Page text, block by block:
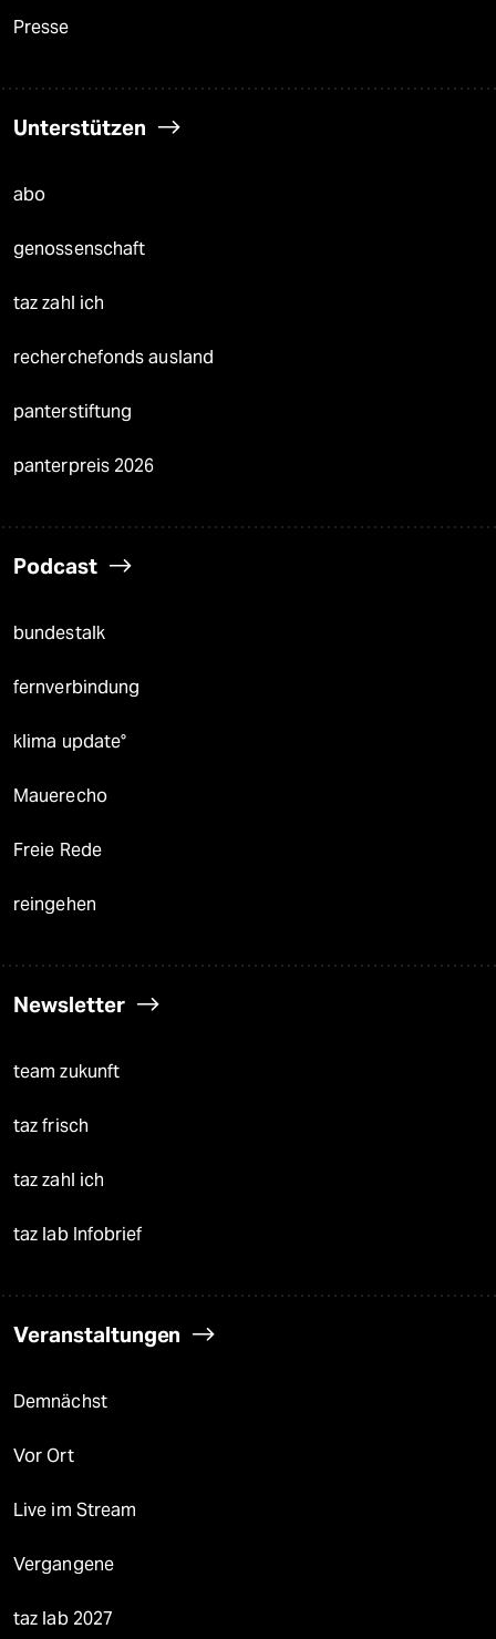
Presse
Unterstützen
abo
genossenschaft
taz zahl ich
recherchefonds ausland
panterstiftung
panterpreis 2026
Podcast
bundestalk
fernverbindung
klima update°
Mauerecho
Freie Rede
reingehen
Newsletter
team zukunft
taz frisch
taz zahl ich
taz lab Infobrief
Veranstaltungen
Demnächst
Vor Ort
Live im Stream
Vergangene
taz lab 2027